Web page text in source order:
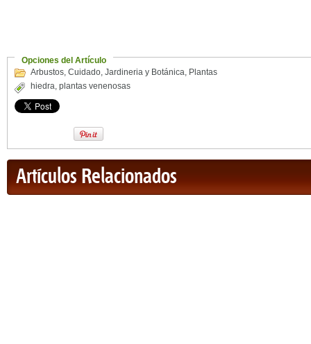
Opciones del Artículo
Arbustos, Cuidado, Jardineria y Botánica, Plantas
hiedra, plantas venenosas
Artículos Relacionados